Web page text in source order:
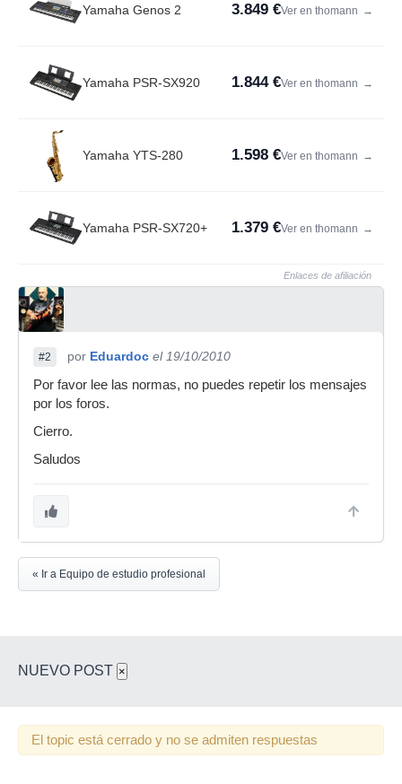
Yamaha Genos 2 3.849 €Ver en thomann →
Yamaha PSR-SX920 1.844 €Ver en thomann →
Yamaha YTS-280 1.598 €Ver en thomann →
Yamaha PSR-SX720+ 1.379 €Ver en thomann →
Enlaces de afiliación
#2 por Eduardoc el 19/10/2010
Por favor lee las normas, no puedes repetir los mensajes
por los foros.
Cierro.
Saludos
« Ir a Equipo de estudio profesional
NUEVO POST ×
El topic está cerrado y no se admiten respuestas